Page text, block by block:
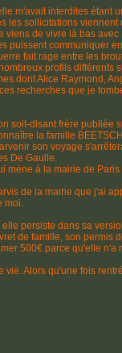
m'avait interdites étant
les sollicitations viennent
de vivre là bas
puissent communiquer
fait rage entre les
profils différents
dont Alice Raymond,
recherches que je
soit-disant frère publiée
la famille
son voyage
De Gaulle.
mène à la mairie de
de la mairie que j'ai
moi.
persiste dans sa
de famille, son permis
500€ parce qu'elle n'a
Alors qu'une fois